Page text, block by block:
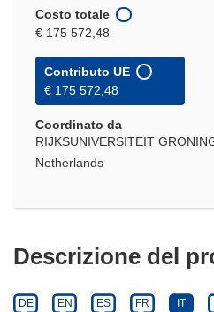
Costo totale
€ 175 572,48
Contributo UE
€ 175 572,48
Coordinato da
RIJKSUNIVERSITEIT
Netherlands
Descrizione del
DE EN ES FR IT